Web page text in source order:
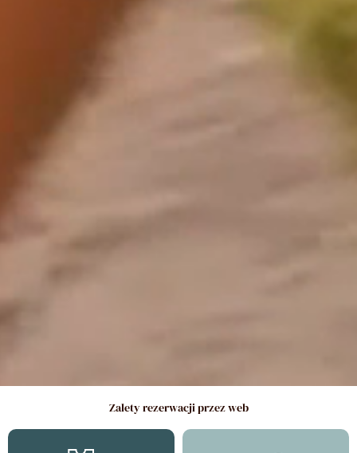
Zalety rezerwacji przez web